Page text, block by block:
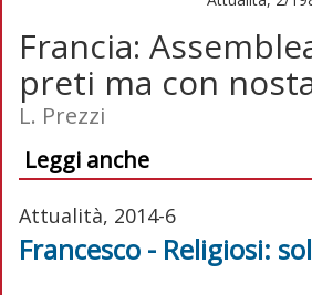
Francia:
preti ma con
L. Prezzi
Leggi anche
Attualità, 2014-6
Francesco - Religiosi: